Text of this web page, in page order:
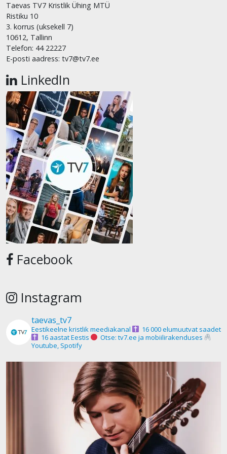
Taevas TV7 Kristlik Ühing MTÜ
Ristiku 10
3. korrus (uksekell 7)
10612, Tallinn
Telefon: 44 22227
E-posti aadress: tv7@tv7.ee
LinkedIn
Facebook
Instagram
taevas_tv7
Eestikeelne kristlik meediakanal
16 000 elumuutvat saadet
16 aastat Eestis
Otse: tv7.ee ja mobiilirakenduses
Youtube, Spotify